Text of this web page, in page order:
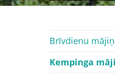
Brīvdienu
Kempinga